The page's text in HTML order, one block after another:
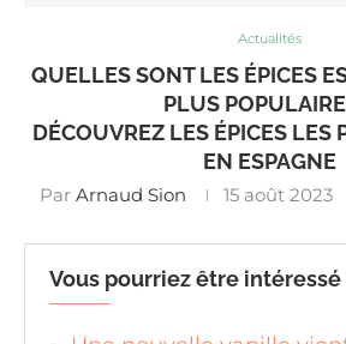
Actualités
QUELLES SONT LES ÉPICES
PLUS
DÉCOUVREZ LES ÉPICES LES
EN ESPAGNE
Par Arnaud Sion 15 août 2023
Vous pourriez être intéressé